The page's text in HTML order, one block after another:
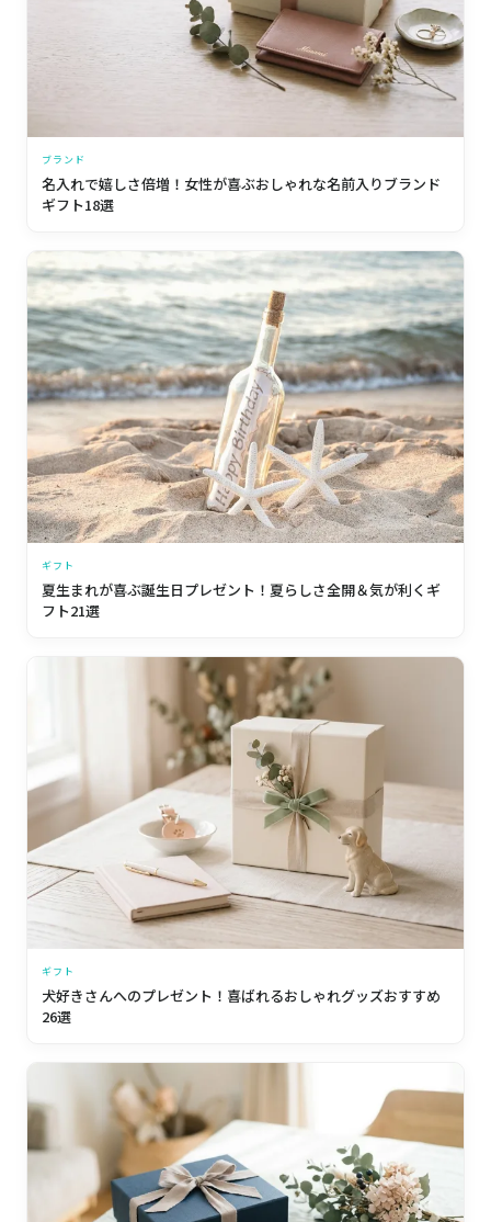
ブランド
名入れで嬉しさ倍増！女性が喜ぶおしゃれな名前入りブランド
ギフト18選
ギフト
夏生まれが喜ぶ誕生日プレゼント！夏らしさ全開＆気が利くギ
フト21選
ギフト
犬好きさんへのプレゼント！喜ばれるおしゃれグッズおすすめ
26選